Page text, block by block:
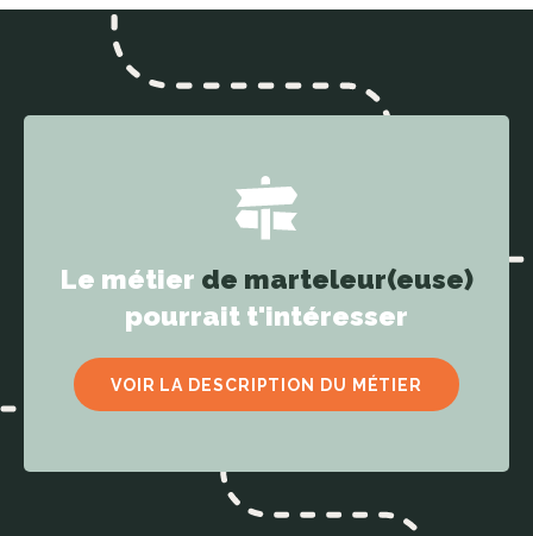
Le métier de marteleur(euse)
pourrait t'intéresser
VOIR LA DESCRIPTION DU MÉTIER